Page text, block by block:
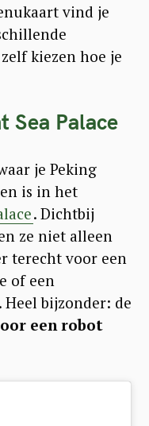
vind je
kiezen hoe je
Sea Palace
je Peking
is in het
. Dichtbij
ze niet alleen
terecht voor een
of een
bijzonder: de
een robot